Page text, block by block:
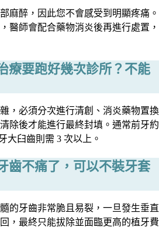
麻醉，因此您不會感受到明顯疼痛。
醫師會配合藥物消炎後再進行處置，
療要跑好幾次診所？不能
，必須分次進行清創、消炎藥物置換
除後才能進行最終封填。通常前牙約
大臼齒則需 3 次以上。
齒不痛了，可以不裝牙套
的牙齒非常脆且易裂，一旦發生垂直
，最終只能拔除並面臨更高的植牙費